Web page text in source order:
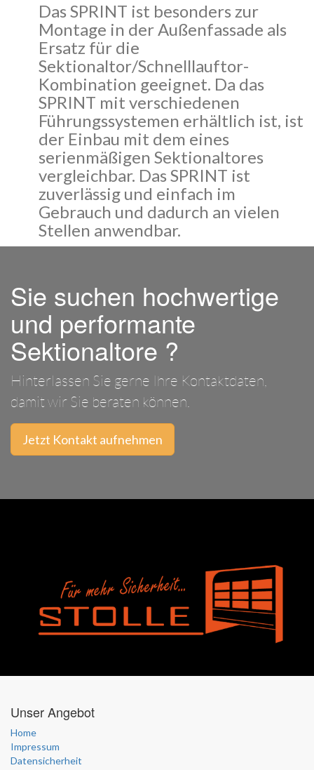
Das SPRINT ist besonders zur
Montage in der Außenfassade als
Ersatz für die
Sektionaltor/Schnelllauftor-
Kombination geeignet. Da das
SPRINT mit verschiedenen
Führungssystemen erhältlich ist, ist
der Einbau mit dem eines
serienmäßigen Sektionaltores
vergleichbar. Das SPRINT ist
zuverlässig und einfach im
Gebrauch und dadurch an vielen
Stellen anwendbar.
Sie suchen hochwertige
und performante
Sektionaltore ?
Hinterlassen Sie gerne Ihre Kontaktdaten,
damit wir Sie beraten können.
Jetzt Kontakt aufnehmen
Unser Angebot
Home
Impressum
Datensicherheit